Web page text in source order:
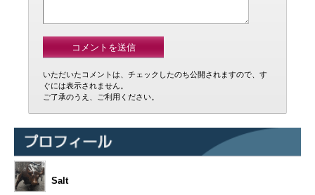
いただいたコメントは、チェックしたのち公開されますので、す
ぐには表示されません。
ご了承のうえ、ご利用ください。
Salt